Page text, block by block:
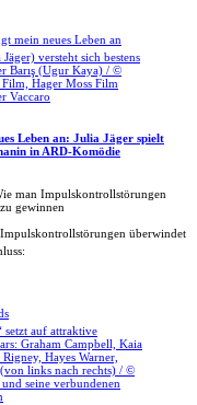
versteht sich bestens
Barış (Ugur Kaya) / ©
Hager Moss Film
Vaccaro
Leben an: Julia Jäger spielt
in ARD-Komödie
man Impulskontrollstörungen
gewinnen
setzt auf attraktive
Graham Campbell, Kaia
Hayes Warner,
links nach rechts) / ©
seine verbundenen